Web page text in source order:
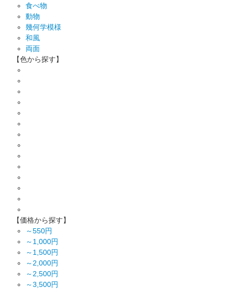
食べ物
動物
幾何学模様
和風
両面
【色から探す】
【価格から探す】
～550円
～1,000円
～1,500円
～2,000円
～2,500円
～3,500円